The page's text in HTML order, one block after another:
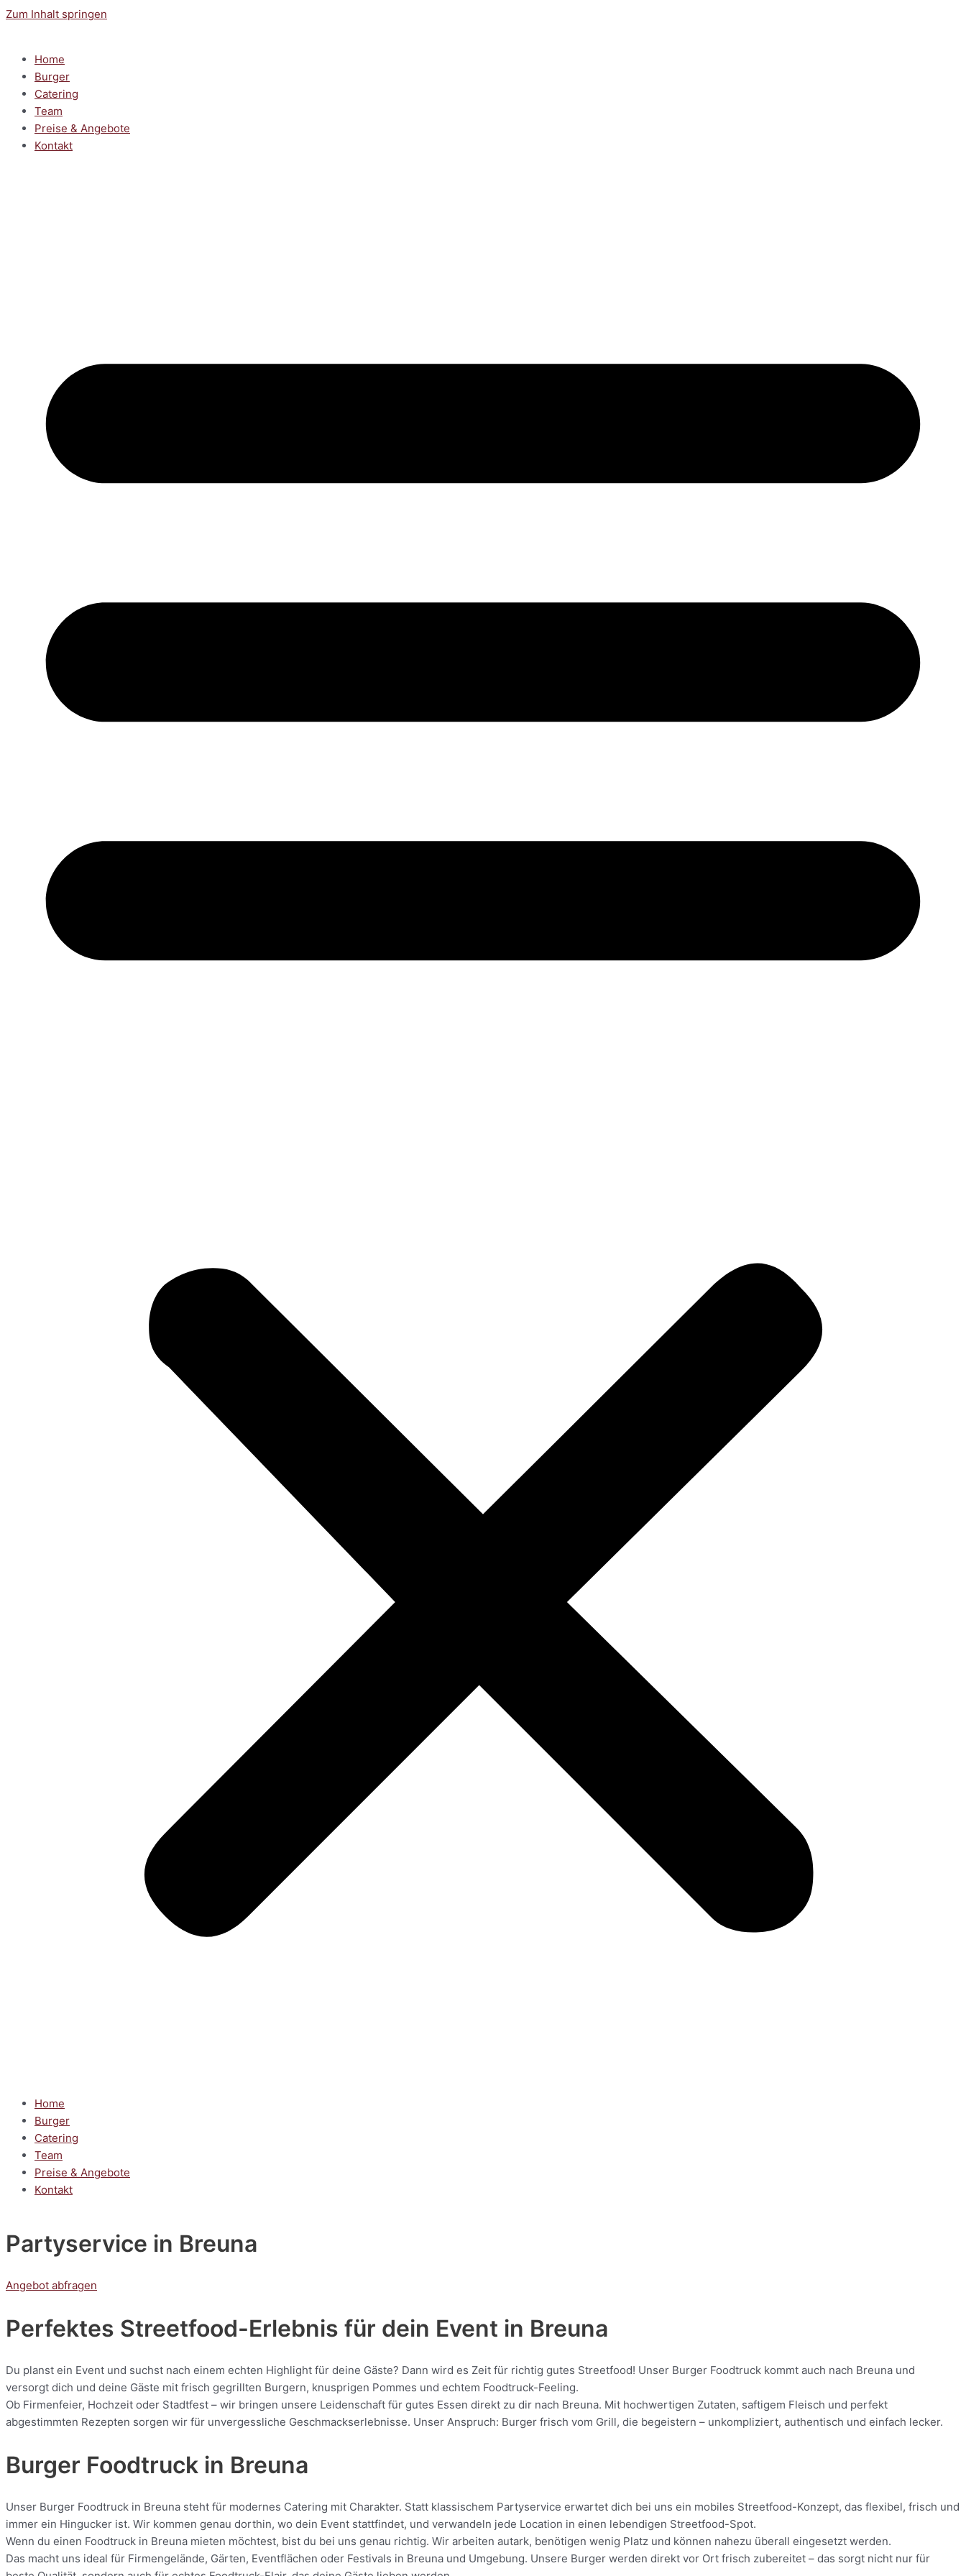
Zum Inhalt springen
Home
Burger
Catering
Team
Preise & Angebote
Kontakt
Home
Burger
Catering
Team
Preise & Angebote
Kontakt
Partyservice in Breuna
Angebot abfragen
Perfektes Streetfood-Erlebnis für dein Event in Breuna
Du planst ein Event und suchst nach einem echten Highlight für deine Gäste? Dann wird es Zeit für richtig gutes Streetfood! Unser Burger Foodtruck kommt auch nach Breuna und
versorgt dich und deine Gäste mit frisch gegrillten Burgern, knusprigen Pommes und echtem Foodtruck-Feeling.
Ob Firmenfeier, Hochzeit oder Stadtfest – wir bringen unsere Leidenschaft für gutes Essen direkt zu dir nach Breuna. Mit hochwertigen Zutaten, saftigem Fleisch und perfekt
abgestimmten Rezepten sorgen wir für unvergessliche Geschmackserlebnisse. Unser Anspruch: Burger frisch vom Grill, die begeistern – unkompliziert, authentisch und einfach lecker.
Burger Foodtruck in Breuna
Unser Burger Foodtruck in Breuna steht für modernes Catering mit Charakter. Statt klassischem Partyservice erwartet dich bei uns ein mobiles Streetfood-Konzept, das flexibel, frisch und
immer ein Hingucker ist. Wir kommen genau dorthin, wo dein Event stattfindet, und verwandeln jede Location in einen lebendigen Streetfood-Spot.
Wenn du einen Foodtruck in Breuna mieten möchtest, bist du bei uns genau richtig. Wir arbeiten autark, benötigen wenig Platz und können nahezu überall eingesetzt werden.
Das macht uns ideal für Firmengelände, Gärten, Eventflächen oder Festivals in Breuna und Umgebung. Unsere Burger werden direkt vor Ort frisch zubereitet – das sorgt nicht nur für